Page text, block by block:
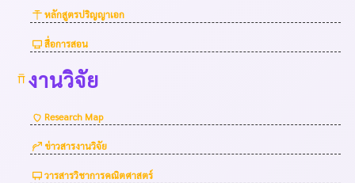
หลักสูตรปริญญาเอก
สื่อการสอน
งานวิจัย
Research Map
ข่าวสารงานวิจัย
วารสารวิชาการคณิตศาสตร์